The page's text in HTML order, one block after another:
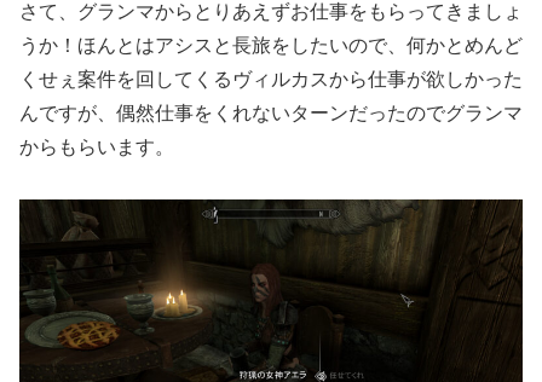
さて、グランマからとりあえずお仕事をもらってきましょ
うか！ほんとはアシスと長旅をしたいので、何かとめんど
くせぇ案件を回してくるヴィルカスから仕事が欲しかった
んですが、偶然仕事をくれないターンだったのでグランマ
からもらいます。